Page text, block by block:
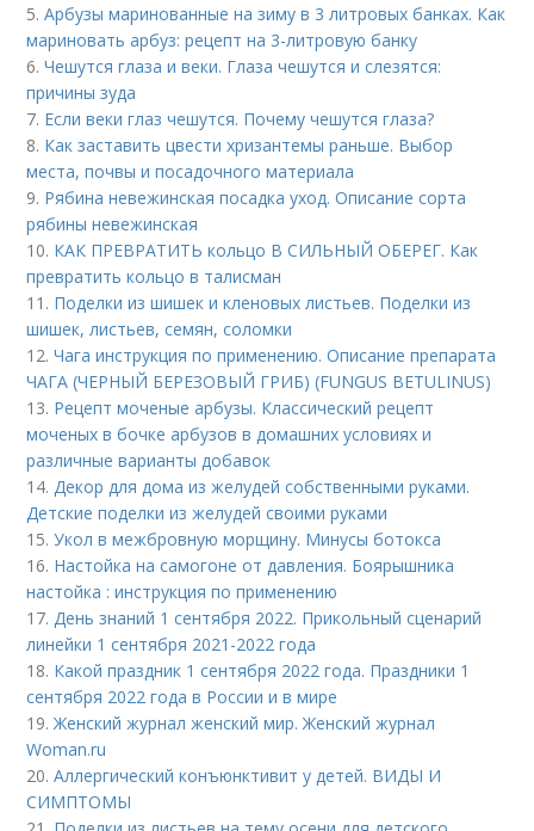
5.Арбузы маринованные на зиму в 3 литровых банках. Как
мариновать арбуз: рецепт на 3-литровую банку
6.Чешутся глаза и веки. Глаза чешутся и слезятся:
причины зуда
7. Если веки глаз чешутся. Почему чешутся глаза?
8. Как заставить цвести хризантемы раньше. Выбор
места, почвы и посадочного материала
9. Рябина невежинская посадка уход. Описание сорта
рябины невежинская
10. КАК ПРЕВРАТИТЬ кольцо В СИЛЬНЫЙ ОБЕРЕГ. Как
превратить кольцо в талисман
11. Поделки из шишек и кленовых листьев. Поделки из
шишек, листьев, семян, соломки
12.Чага инструкция по применению. Описание препарата
ЧАГА (ЧЕРНЫЙ БЕРЕЗОВЫЙ ГРИБ) (FUNGUS BETULINUS)
13. Рецепт моченые арбузы. Классический рецепт
моченых в бочке арбузов в домашних условиях и
различные варианты добавок
14.Декор для дома из желудей собственными руками.
Детские поделки из желудей своими руками
15.Укол в межбровную морщину. Минусы ботокса
16. Настойка на самогоне от давления. Боярышника
настойка : инструкция по применению
17.День знаний 1 сентября 2022. Прикольный сценарий
линейки 1 сентября 2021-2022 года
18. Какой праздник 1 сентября 2022 года. Праздники 1
сентября 2022 года в России и в мире
19.Женский журнал женский мир. Женский журнал
Woman.ru
20.Аллергический конъюнктивит у детей. ВИДЫ И
СИМПТОМЫ